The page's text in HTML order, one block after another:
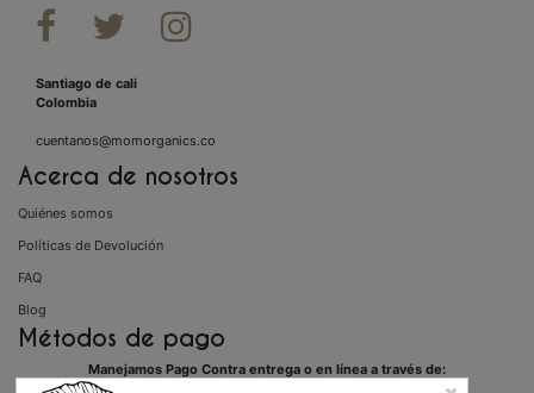
  
Santiago de cali
Colombia
cuentanos@momorganics.co
Acerca de nosotros
Quiénes somos
Políticas de Devolución
FAQ
Blog
Métodos de pago
Manejamos Pago Contra entrega o en línea a través de: